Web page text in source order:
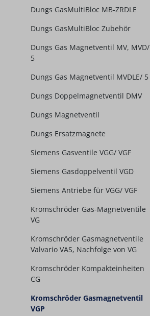
Dungs GasMultiBloc MB-ZRDLE
Dungs GasMultiBloc Zubehör
Dungs Gas Magnetventil MV, MVD/
5
Dungs Gas Magnetventil MVDLE/ 5
Dungs Doppelmagnetventil DMV
Dungs Magnetventil
Dungs Ersatzmagnete
Siemens Gasventile VGG/ VGF
Siemens Gasdoppelventil VGD
Siemens Antriebe für VGG/ VGF
Kromschröder Gas-Magnetventile
VG
Kromschröder Gasmagnetventile
Valvario VAS, Nachfolge von VG
Kromschröder Kompakteinheiten
CG
Kromschröder Gasmagnetventil
VGP